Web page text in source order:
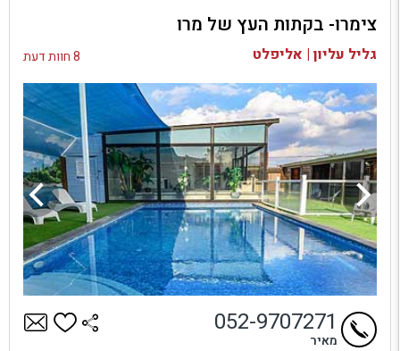
בדיקת זמינות ומחירים
צימרו- בקתות העץ של מרו
גליל עליון | אליפלט 8 חוות דעת
052-9707271
מאיר